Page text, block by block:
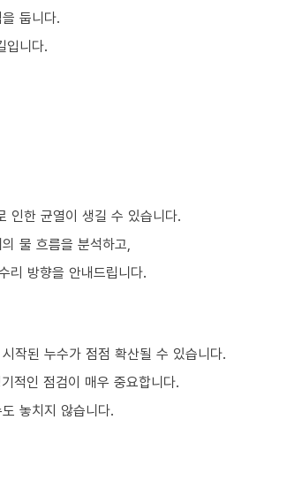
둡니다.
입니다.
인한 균열이 생길 수 있습니다.
물 흐름을 분석하고,
리 방향을 안내드립니다.
작된 누수가 점점 확산될 수 있습니다.
적인 점검이 매우 중요합니다.
놓치지 않습니다.